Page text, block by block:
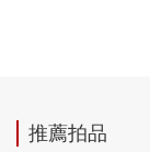
推薦拍品